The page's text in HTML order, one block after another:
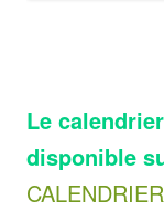
Le
disponible
CALENDRIER